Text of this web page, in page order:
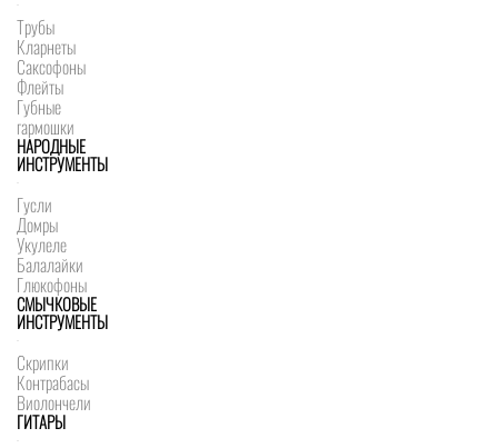
Трубы
Кларнеты
Саксофоны
Флейты
Губные
гармошки
НАРОДНЫЕ
ИНСТРУМЕНТЫ
Гусли
Домры
Укулеле
Балалайки
Глюкофоны
СМЫЧКОВЫЕ
ИНСТРУМЕНТЫ
Скрипки
Контрабасы
Виолончели
ГИТАРЫ